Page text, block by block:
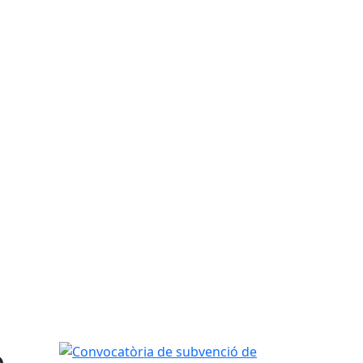
Convocatòria de subvenció de lloguer general